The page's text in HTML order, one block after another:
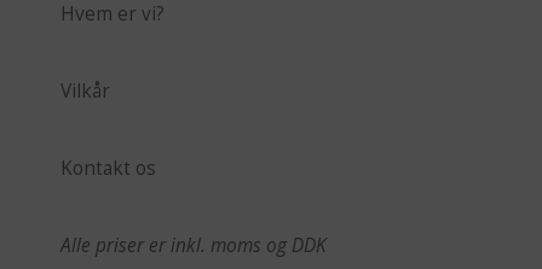
Hvem er vi?
Vilkår
Kontakt os
Alle priser er inkl. moms og DDK